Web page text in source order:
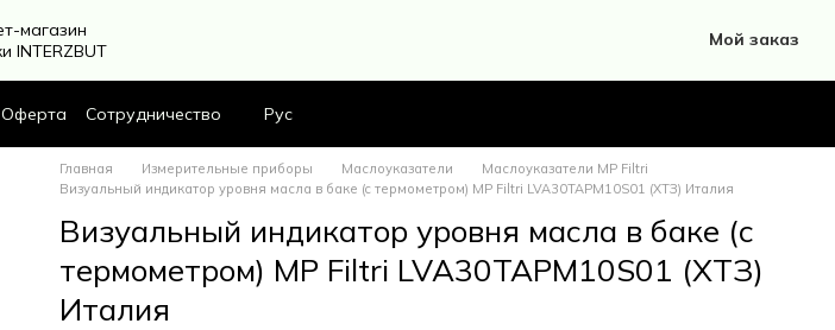
Мой заказ
Оферта Сотрудничество Рус
Главная Измерительные приборы Маслоуказатели
Маслоуказатели MP Filtri
Визуальный индикатор уровня масла в баке (c термометром) MP Filtri LVA30TAPM10S01 (ХТЗ) Италия
Визуальный индикатор уровня масла в баке (c
термометром) MP Filtri LVA30TAPM10S01 (ХТЗ)
Италия